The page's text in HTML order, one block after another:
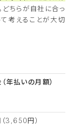
どちらが自社に合っ
考えることが大切
年払いの月額）
3,650円）